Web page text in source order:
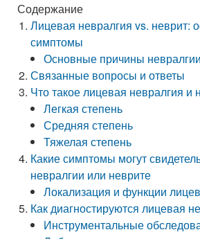
Содержание
Лицевая невралгия vs. неврит:
симптомы
Основные причины невралгии
Связанные вопросы и ответы
Что такое лицевая невралгия и
Легкая степень
Средняя степень
Тяжелая степень
Какие симптомы могут
невралгии или неврите
Локализация и функции
Как диагностируются лицевая
Инструментальные